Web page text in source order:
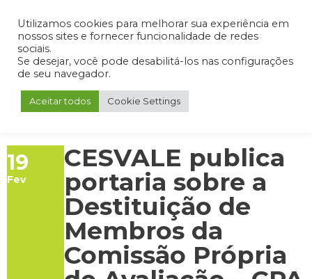
Admin Portal do Aluno Portal do Professor Portal do Coordenador
19
Fev
CESVALE publica
portaria sobre a
Destituição de
Membros da
Comissão Própria
Utilizamos cookies para melhorar sua experiência em
nossos sites e fornecer funcionalidade de redes
sociais.
Se desejar, você pode desabilitá-los nas configurações
de seu navegador.
Aceitar todos Cookie Settings